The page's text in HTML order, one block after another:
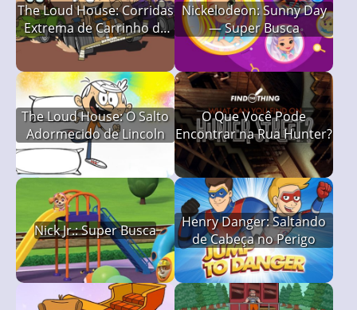
The Loud House: Corridas
Extrema de Carrinho de
Papelão
Nickelodeon: Sunny Day
— Super Busca
The Loud House: O Salto
Adormecido de Lincoln
O Que Você Pode
Encontrar na Rua Hunter?
Nick Jr.: Super Busca
Henry Danger: Saltando
de Cabeça no Perigo